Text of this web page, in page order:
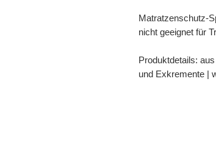
Matratzenschutz-
nicht geeignet für
Produktdetails:
und Exkremente |